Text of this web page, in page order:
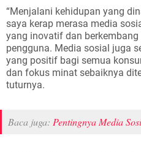
“Menjalani kehidupan yang
saya kerap merasa media
yang inovatif dan
pengguna. Media sosial juga
yang positif bagi semua
dan fokus minat sebaiknya
tuturnya.
Baca juga: Pentingnya Media